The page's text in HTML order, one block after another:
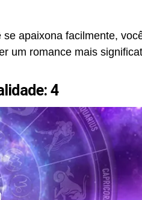
apaixona facilmente,
um romance mais
4